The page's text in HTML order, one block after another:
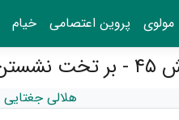
مولوی پروین اعتصامی خیام
با درویش
هلالی جغتایی